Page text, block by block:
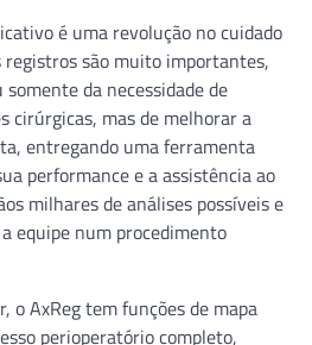
é uma revolução no cuidado
registros são muito importantes,
somente da necessidade de
cirúrgicas, mas de melhorar a
entregando uma ferramenta
performance e a assistência ao
milhares de análises possíveis e
equipe num procedimento
o AxReg tem funções de mapa
perioperatório completo,